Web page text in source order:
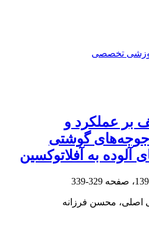
تخصصی
بر عملکرد و
گوشتی
‏آلوده به آفلاتوکسین
329-339
اصلی، محسن فرزانه